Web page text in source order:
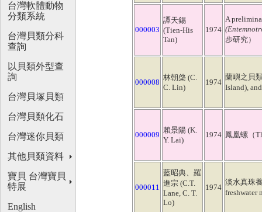
000003
譚天錫
(Tien-His
Tan)
1974
A
步研究）
000008
林朝棨 (C.
C. Lin)
1974
蘭嶼之貝
Island),
000009
賴景陽 (K.
Y. Lai)
1974 鳳凰螺（
000011
藍昭典、羅
進宗 (C.T.
Lane, C. T.
Lo)
1974
淡水真珠
freshwater
台灣軟體動物
分類系統
台灣貝類分科
查詢
以貝類外型查
詢
台灣貝塚貝類
台灣貝類化石
台灣迷你貝類
其他貝類資料
寶貝 台灣寶貝
特展
English